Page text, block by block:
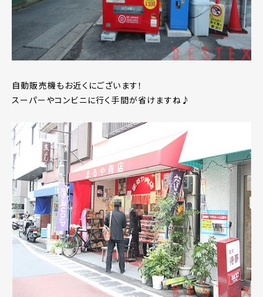
自動販売機もお近くにございます！
スーパーやコンビニに行く手間が省けますね♪